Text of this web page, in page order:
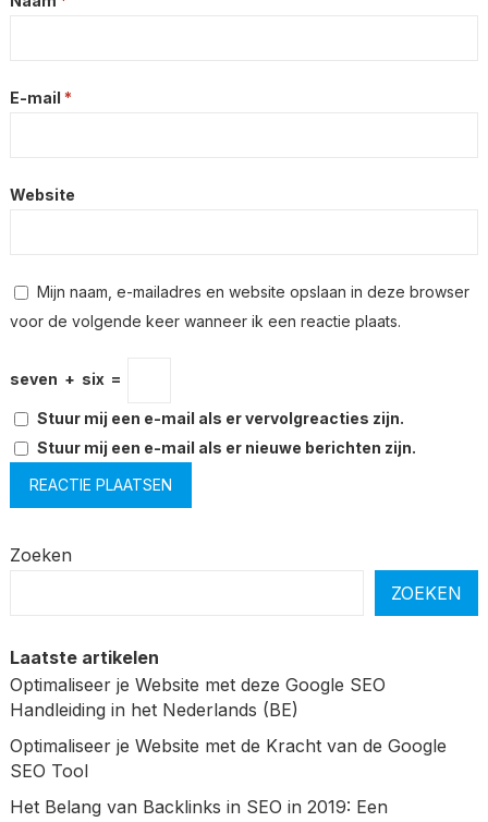
E-mail *
Website
Mijn naam, e-mailadres en website opslaan in deze browser
voor de volgende keer wanneer ik een reactie plaats.
seven + six =
Stuur mij een e-mail als er vervolgreacties zijn.
Stuur mij een e-mail als er nieuwe berichten zijn.
Zoeken
ZOEKEN
Laatste artikelen
Optimaliseer je Website met deze Google SEO
Handleiding in het Nederlands (BE)
Optimaliseer je Website met de Kracht van de Google
SEO Tool
Het Belang van Backlinks in SEO in 2019: Een